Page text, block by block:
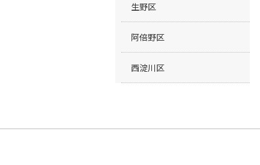
生野区
阿倍野区
西淀川区